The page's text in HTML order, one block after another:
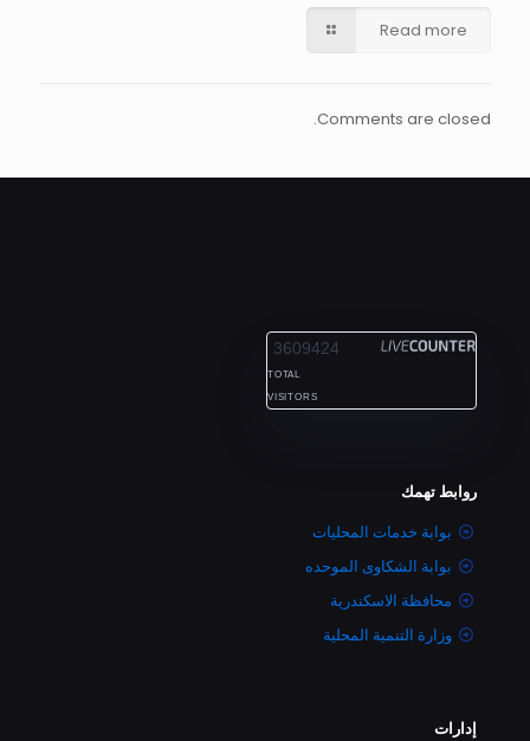
Read more
Comments are closed.
3609424
TOTAL
VISITORS
روابط تهمك
بوابة خدمات المحليات
بوابة الشكاوى الموحده
محافظة الاسكندرية
وزارة التنمية المحلية
إدارات